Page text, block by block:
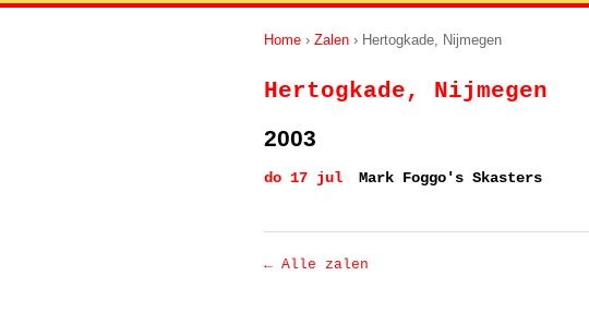
Home › Zalen › Hertogkade, Nijmegen
Hertogkade, Nijmegen
2003
do 17 jul Mark Foggo's Skasters
← Alle zalen